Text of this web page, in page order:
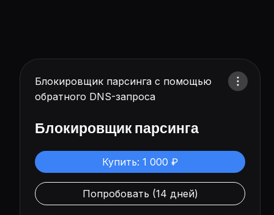
Блокировщик парсинга с помощью
обратного DNS-запроса
Блокировщик парсинга
Купить: 1 000 ₽
Попробовать (14 дней)